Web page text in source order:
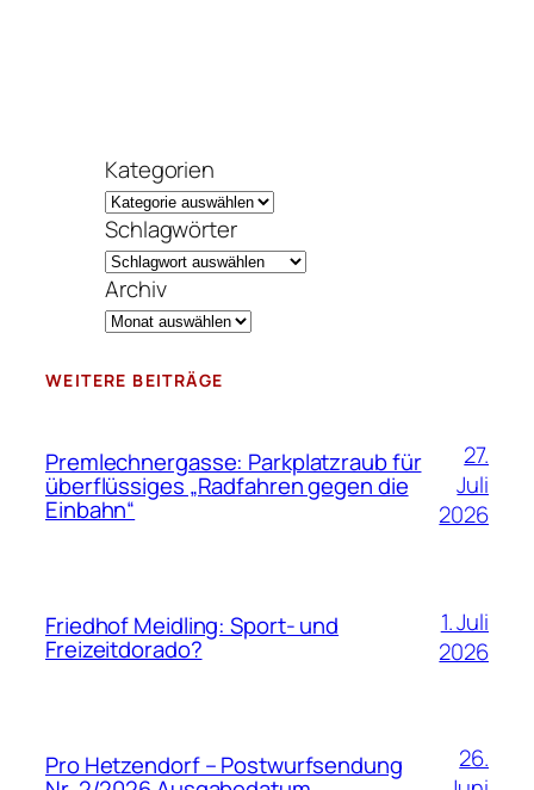
Kategorien
Schlagwörter
Archiv
WEITERE BEITRÄGE
Premlechnergasse: Parkplatzraub für
überflüssiges „Radfahren gegen die
Einbahn“
27.
Juli
2026
Friedhof Meidling: Sport- und
Freizeitdorado?
1. Juli
2026
Pro Hetzendorf – Postwurfsendung
26.